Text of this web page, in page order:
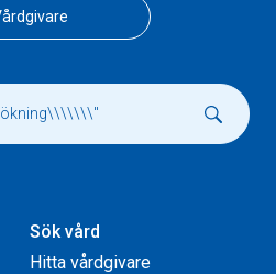
Sök vård
Hitta vårdgivare